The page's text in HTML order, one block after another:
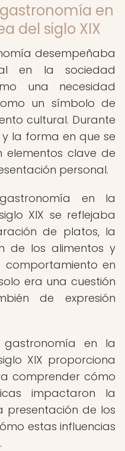
en
del siglo XIX
desempeñaba
en la sociedad
una necesidad
un símbolo de
cultural. Durante
la forma en que se
elementos clave de
personal.
en la
XIX se reflejaba
de platos, la
de los alimentos y
comportamiento en
era una cuestión
de expresión
en la
XIX proporciona
comprender cómo
impactaron la
presentación de los
estas influencias